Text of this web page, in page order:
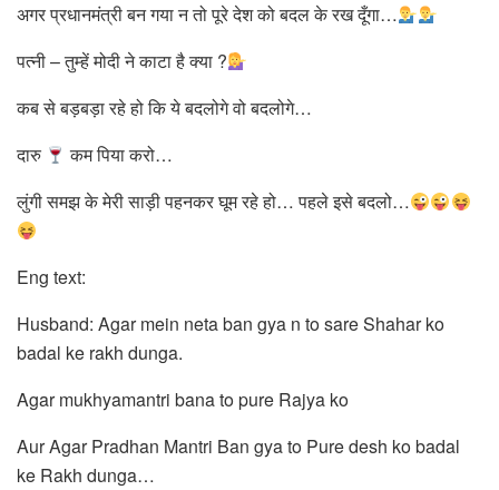
अगर प्रधानमंत्री बन गया न तो पूरे देश को बदल के रख दूँगा…
पत्नी – तुम्हें मोदी ने काटा है क्या ?
कब से बड़बड़ा रहे हो कि ये बदलोगे वो बदलोगे…
दारु
कम पिया करो…
लुंगी समझ के मेरी साड़ी पहनकर घूम रहे हो… पहले इसे बदलो…
Eng text:
Husband: Agar mein neta ban gya n to sare Shahar ko
badal ke rakh dunga.
Agar mukhyamantri bana to pure Rajya ko
Aur Agar Pradhan Mantri Ban gya to Pure desh ko badal
ke Rakh dunga…